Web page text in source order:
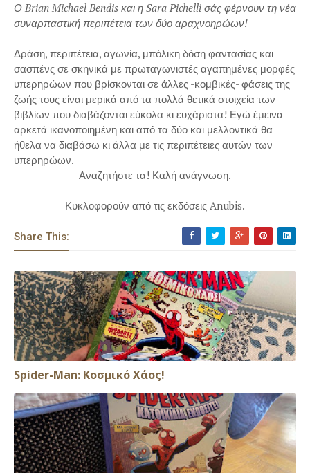
Ο Brian Michael Bendis και η Sara Pichelli σάς φέρνουν τη νέα
συναρπαστική περιπέτεια των δύο αραχνοηρώων!
Δράση, περιπέτεια, αγωνία, μπόλικη δόση φαντασίας και
σασπένς σε σκηνικά με πρωταγωνιστές αγαπημένες μορφές
υπερηρώων που βρίσκονται σε άλλες -κομβικές- φάσεις της
ζωής τους είναι μερικά από τα πολλά θετικά στοιχεία των
βιβλίων που διαβάζονται εύκολα κι ευχάριστα! Εγώ έμεινα
αρκετά ικανοποιημένη και από τα δύο και μελλοντικά θα
ήθελα να διαβάσω κι άλλα με τις περιπέτειες αυτών των
υπερηρώων.
Αναζητήστε τα! Καλή ανάγνωση.
Κυκλοφορούν από τις εκδόσεις Anubis.
Share This:
Spider-Man: Κοσμικό Χάος!